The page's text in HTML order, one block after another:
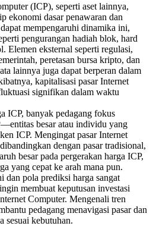
(ICP), seperti aset lainnya,
ekonomi dasar penawaran dan
mempengaruhi dinamika ini,
pengurangan hadiah blok, hard
Elemen eksternal seperti regulasi,
peretasan bursa kripto, dan
lainnya juga dapat berperan dalam
kapitalisasi pasar Internet
signifikan dalam waktu
ICP, banyak pedagang fokus
besar atau individu yang
ICP. Mengingat pasar Internet
dengan pasar tradisional,
besar pada pergerakan harga ICP,
yang cepat ke arah mana pun.
dan pola prediksi harga sangat
membuat keputusan investasi
Computer. Mengenali tren
pedagang menavigasi pasar dan
sesuai kebutuhan.